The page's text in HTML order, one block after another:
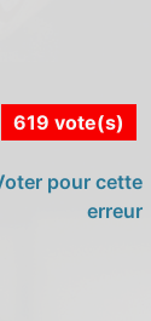
619 vote(s)
pour cette
erreur